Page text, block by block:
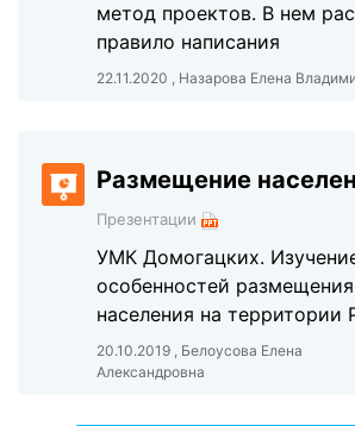
метод проектов. В нем
правило написания
22.11.2020 , Назарова Елена
Размещение
Презентации
УМК Домогацких.
особенностей
населения на территории
20.10.2019 , Белоусова Елена
Александровна